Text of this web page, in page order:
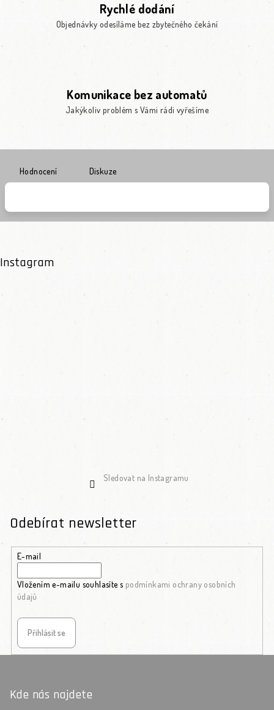
Rychlé dodání
Objednávky odesíláme bez zbytečného čekání
Komunikace bez automatů
Jakýkoliv problém s Vámi rádi vyřešíme
Hodnocení Diskuze
Instagram
Sledovat na Instagramu
Odebírat newsletter
E-mail
Vložením e-mailu souhlasíte s podmínkami ochrany osobních
údajů
Přihlásit se
Kde nás najdete